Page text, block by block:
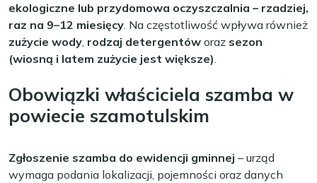
ekologiczne lub przydomowa oczyszczalnia – rzadziej,
raz na 9–12 miesięcy. Na częstotliwość wpływa również
zużycie wody, rodzaj detergentów oraz sezon
(wiosną i latem zużycie jest większe).
Obowiązki właściciela szamba w
powiecie szamotulskim
Zgłoszenie szamba do ewidencji gminnej – urząd
wymaga podania lokalizacji, pojemności oraz danych